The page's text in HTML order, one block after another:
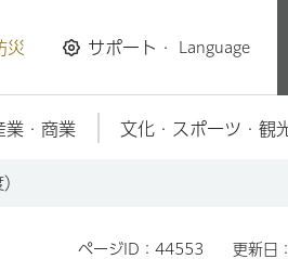
災 サポート・ Language
業・商業 文化・スポーツ・観
ページID：44553 更新日